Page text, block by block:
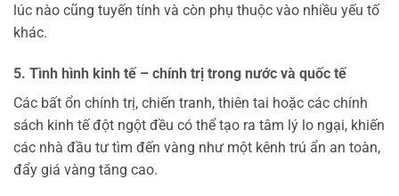
lúc nào cũng tuyến tính và còn phụ thuộc vào nhiều yếu tố
khác.
5. Tình hình kinh tế – chính trị trong nước và quốc tế
Các bất ổn chính trị, chiến tranh, thiên tai hoặc các chính
sách kinh tế đột ngột đều có thể tạo ra tâm lý lo ngại, khiến
các nhà đầu tư tìm đến vàng như một kênh trú ẩn an toàn,
đẩy giá vàng tăng cao.